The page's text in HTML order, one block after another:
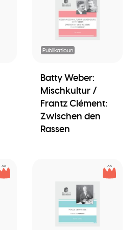
Publikatioun
Batty Weber:
Mischkultur /
Frantz Clément:
Zwischen den
Rassen